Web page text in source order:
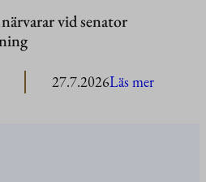
vid senator
27.7.2026Läs mer: